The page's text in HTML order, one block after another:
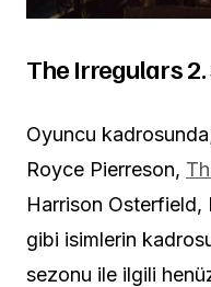
The Irregulars 2.
Oyuncu
Royce Pierreson,
Harrison
gibi isimlerin
sezonu ile ilgili